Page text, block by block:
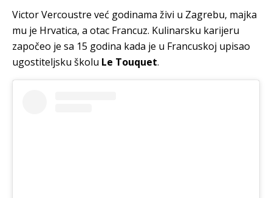
Victor Vercoustre već godinama živi u Zagrebu, majka
mu je Hrvatica, a otac Francuz. Kulinarsku karijeru
započeo je sa 15 godina kada je u Francuskoj upisao
ugostiteljsku školu Le Touquet.